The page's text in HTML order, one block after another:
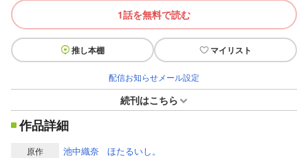
1話を無料で読む
推し本棚 マイリスト
配信お知らせメール設定
続刊はこちら
作品詳細
原作 池中織奈 ほたるいし。